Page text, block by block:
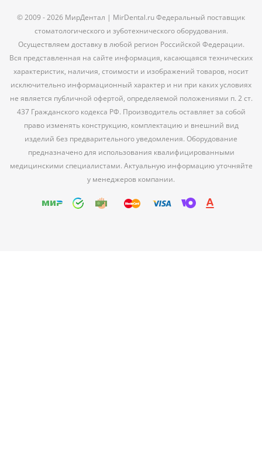
© 2009 - 2026 МирДентал | MirDental.ru Федеральный поставщик
стоматологического и зуботехнического оборудования.
Осуществляем доставку в любой регион Российской Федерации.
Вся представленная на сайте информация, касающаяся технических
характеристик, наличия, стоимости и изображений товаров, носит
исключительно информационный характер и ни при каких условиях
не является публичной офертой, определяемой положениями п. 2 ст.
437 Гражданского кодекса РФ. Производитель оставляет за собой
право изменять конструкцию, комплектацию и внешний вид
изделий без предварительного уведомления. Оборудование
предназначено для использования квалифицированными
медицинскими специалистами. Актуальную информацию уточняйте
у менеджеров компании.